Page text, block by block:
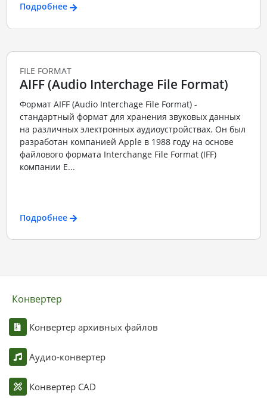
Подробнее
FILE FORMAT
AIFF (Audio Interchage File Format)
Формат AIFF (Audio Interchage File Format) -
стандартный формат для хранения звуковых данных
на различных электронных аудиоустройствах. Он был
разработан компанией Apple в 1988 году на основе
файлового формата Interchange File Format (IFF)
компании E...
Подробнее
Конвертер
Конвертер архивных файлов
Аудио-конвертер
Конвертер CAD